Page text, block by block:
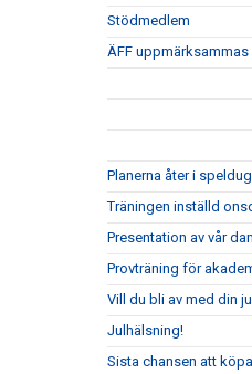
Stödmedlem
ÄFF
Planerna åter i
Träningen inställd
Presentation av vår
Provträning för
Vill du bli av med din
Julhälsning!
Sista chansen att